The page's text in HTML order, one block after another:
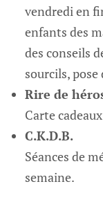
vendredi en
enfants des
des conseils
sourcils,
Rire de
Carte
C.K.D.B.
Séances de
semaine.